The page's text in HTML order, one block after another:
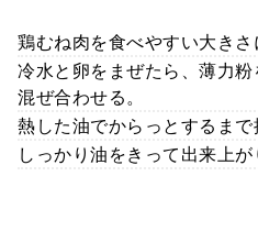
鶏むね肉を食べやすい大きさ
冷水と卵をまぜたら、薄力
混ぜ合わせる。
熱した油でからっとするまで
しっかり油をきって出来上が